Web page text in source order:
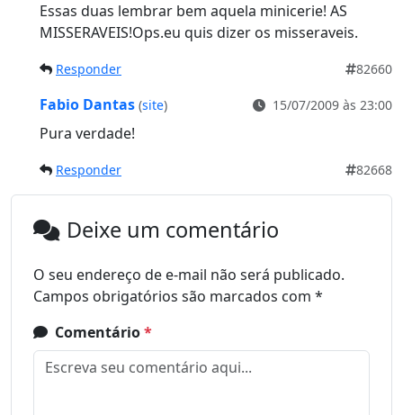
Essas duas lembrar bem aquela minicerie! AS
MISSERAVEIS!Ops.eu quis dizer os misseraveis.
Responder 82660
Fabio Dantas (site) 15/07/2009 às 23:00
Pura verdade!
Responder 82668
Deixe um comentário
O seu endereço de e-mail não será publicado.
Campos obrigatórios são marcados com *
Comentário*